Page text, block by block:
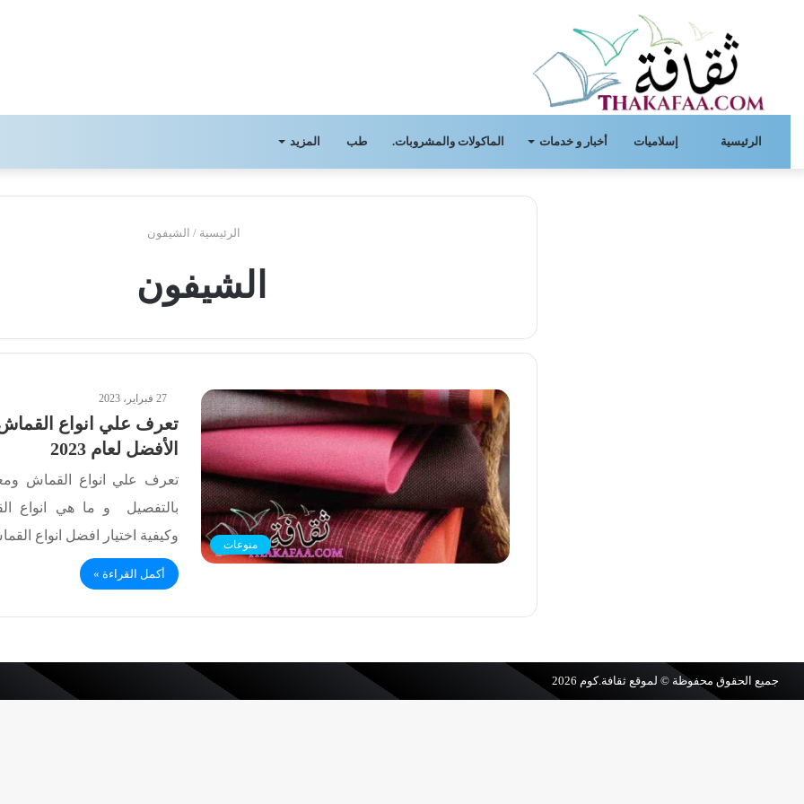
الرئيسية إسلاميات أخبار و خدمات الماكولات والمشروبات. طب المزيد
الرئيسية / الشيفون
الشيفون
منوعات
27 فبراير، 2023
تعرف علي انواع
الأفضل لعام 2023
تعرف علي انواع القماش
بالتفصيل و ما هي انواع
وكيفية اختيار افضل انواع
أكمل القراءة »
جميع الحقوق محفوظة © لموقعثقافة.كوم